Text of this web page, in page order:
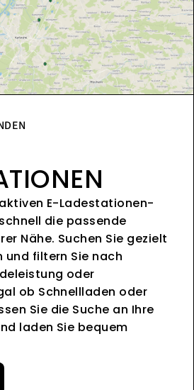
E-Ladestationen-
die passende
Nähe. Suchen Sie gezielt
filtern Sie nach
oder
ob Schnellladen oder
Sie die Suche an Ihre
laden Sie bequem